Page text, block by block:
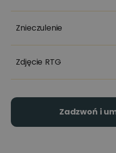
Znieczulenie
Zdjęcie RTG
Zadzwoń i